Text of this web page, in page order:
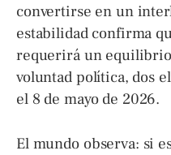
convertirse en un
estabilidad confirma
requerirá un
voluntad política, dos
el 8 de mayo de 2026.
El mundo observa: si